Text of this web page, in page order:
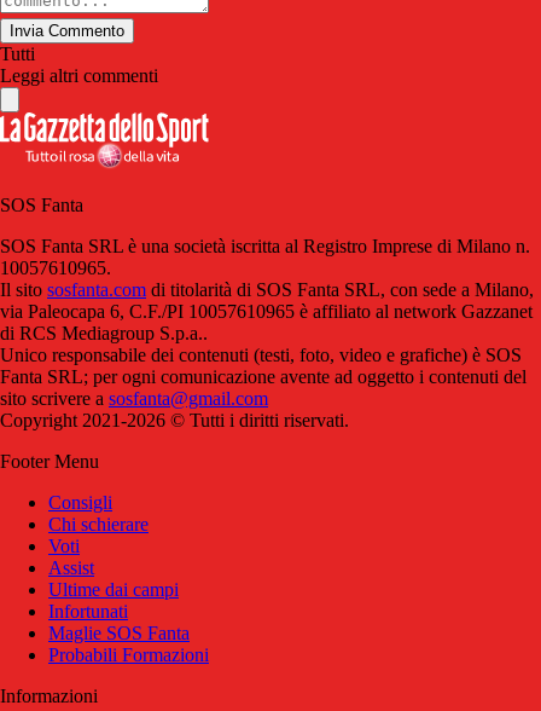
Invia Commento
Tutti
Leggi altri commenti
SOS Fanta
SOS Fanta SRL è una società iscritta al Registro Imprese di Milano n.
10057610965.
Il sito sosfanta.com di titolarità di SOS Fanta SRL, con sede a Milano,
via Paleocapa 6, C.F./PI 10057610965 è affiliato al network Gazzanet
di RCS Mediagroup S.p.a..
Unico responsabile dei contenuti (testi, foto, video e grafiche) è SOS
Fanta SRL; per ogni comunicazione avente ad oggetto i contenuti del
sito scrivere a sosfanta@gmail.com
Copyright 2021-2026 © Tutti i diritti riservati.
Footer Menu
Consigli
Chi schierare
Voti
Assist
Ultime dai campi
Infortunati
Maglie SOS Fanta
Probabili Formazioni
Informazioni